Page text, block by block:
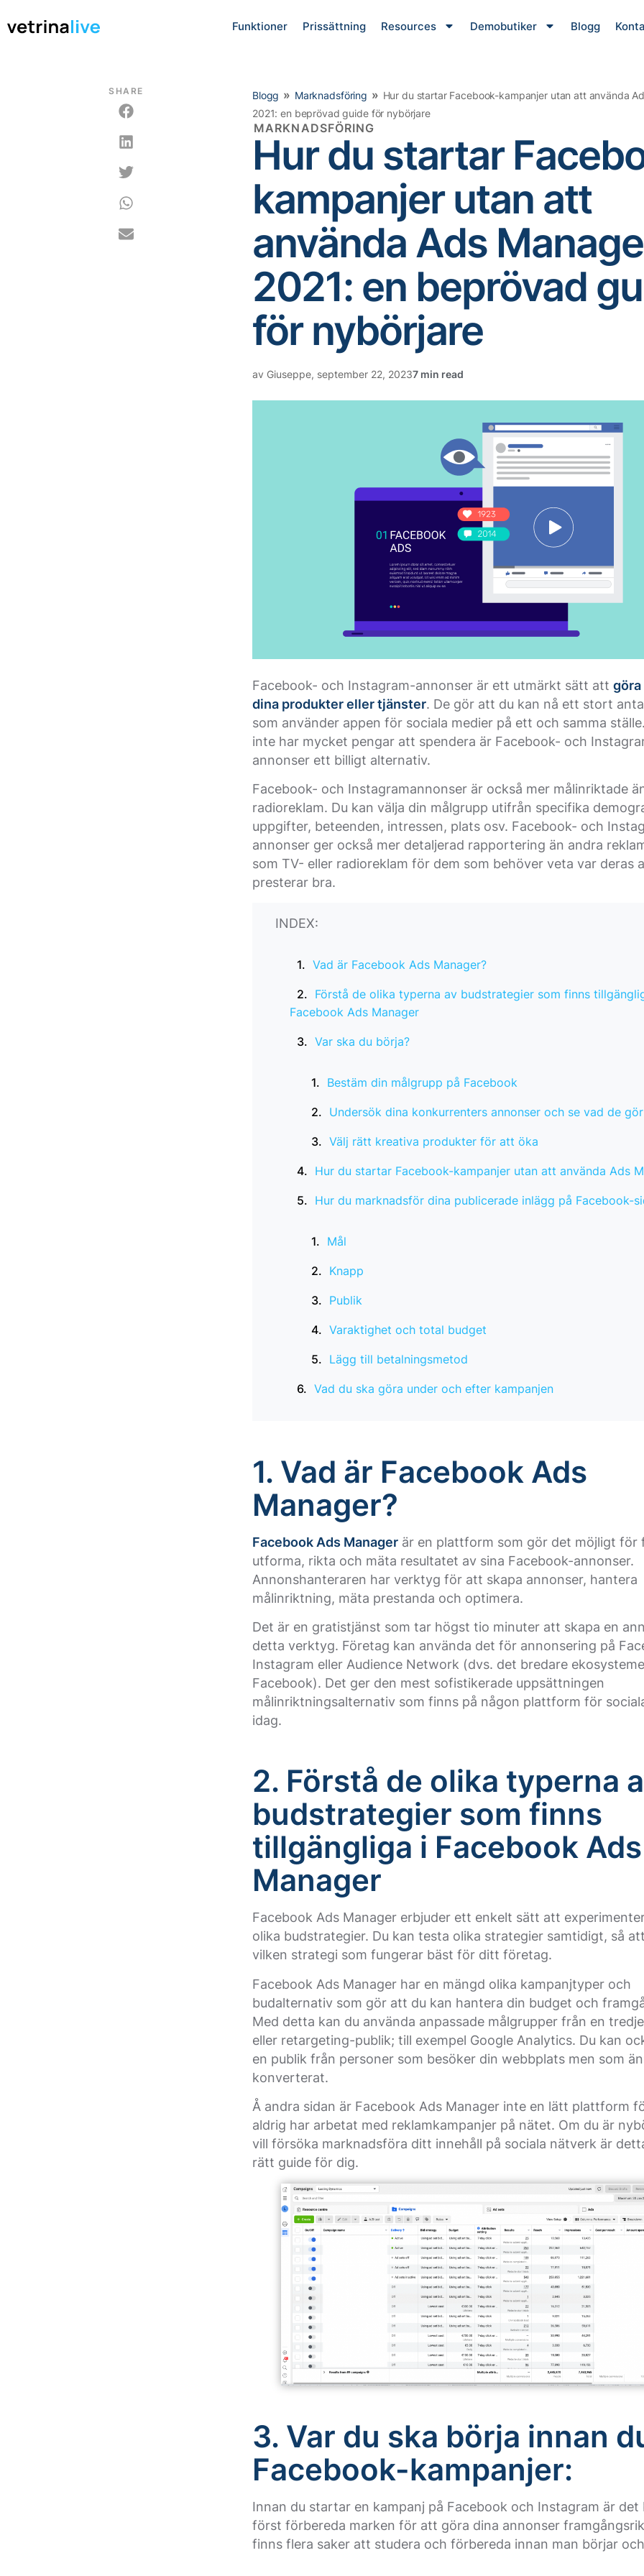
Funktioner Prissättning Resources Demobutiker Blogg
SHARE Blogg » Marknadsföring » Hur du startar Facebook-kampanjer utan att använda
2021: en beprövad guide för nybörjare
MARKNADSFÖRING
Hur du startar
kampanjer utan att
använda Ads
2021: en beprövad
för nybörjare
av Giuseppe, september 22, 2023
Facebook- och Instagram-annonser är ett utmärkt sätt att
dina produkter eller tjänster. De gör att du kan nå ett stort
som använder appen för sociala medier på ett och samma
inte har mycket pengar att spendera är Facebook- och
annonser ett billigt alternativ.
Facebook- och Instagramannonser är också mer målinriktade
radioreklam. Du kan välja din målgrupp utifrån specifika
uppgifter, beteenden, intressen, plats osv. Facebook- och
annonser ger också mer detaljerad rapportering än andra
som TV- eller radioreklam för dem som behöver veta var deras
presterar bra.
INDEX:
Vad är Facebook Ads Manager?
Förstå de olika typerna av budstrategier som finns
Facebook Ads Manager
Var ska du börja?
Bestäm din målgrupp på Facebook
Undersök dina konkurrenters annonser och se vad de
Välj rätt kreativa produkter för att öka
Hur du startar Facebook-kampanjer utan att använda Ads
Hur du marknadsför dina publicerade inlägg på Facebook-
Mål
Knapp
Publik
Varaktighet och total budget
Lägg till betalningsmetod
Vad du ska göra under och efter kampanjen
1. Vad är Facebook Ads
Manager?
Facebook Ads Manager är en plattform som gör det möjligt för
utforma, rikta och mäta resultatet av sina Facebook-annonser.
Annonshanteraren har verktyg för att skapa annonser, hantera
målinriktning, mäta prestanda och optimera.
Det är en gratistjänst som tar högst tio minuter att skapa en
detta verktyg. Företag kan använda det för annonsering på
Instagram eller Audience Network (dvs. det bredare
Facebook). Det ger den mest sofistikerade uppsättningen
målinriktningsalternativ som finns på någon plattform för
idag.
2. Förstå de olika typerna
budstrategier som finns
tillgängliga i Facebook Ads
Manager
Facebook Ads Manager erbjuder ett enkelt sätt att
olika budstrategier. Du kan testa olika strategier samtidigt, så
vilken strategi som fungerar bäst för ditt företag.
Facebook Ads Manager har en mängd olika kampanjtyper och
budalternativ som gör att du kan hantera din budget och
Med detta kan du använda anpassade målgrupper från en
eller retargeting-publik; till exempel Google Analytics. Du kan
en publik från personer som besöker din webbplats men som
konverterat.
Å andra sidan är Facebook Ads Manager inte en lätt plattform
aldrig har arbetat med reklamkampanjer på nätet. Om du är
vill försöka marknadsföra ditt innehåll på sociala nätverk är
rätt guide för dig.
3. Var du ska börja innan
Facebook-kampanjer:
Innan du startar en kampanj på Facebook och Instagram är
först förbereda marken för att göra dina annonser
finns flera saker att studera och förbereda innan man börjar